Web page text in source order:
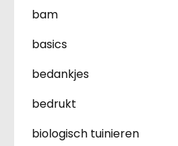
bam
basics
bedankjes
bedrukt
biologisch tuinieren